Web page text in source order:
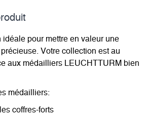
idéale pour mettre en valeur une
Votre collection est au
aux médailliers LEUCHTTURM bien
médailliers:
coffres-forts